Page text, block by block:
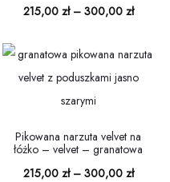
215,00 zł – 300,00 złZakres
od
215,00
Pikowana narzuta velvet na
łóżko – velvet – granatowa
215,00 zł – 300,00 złZakres